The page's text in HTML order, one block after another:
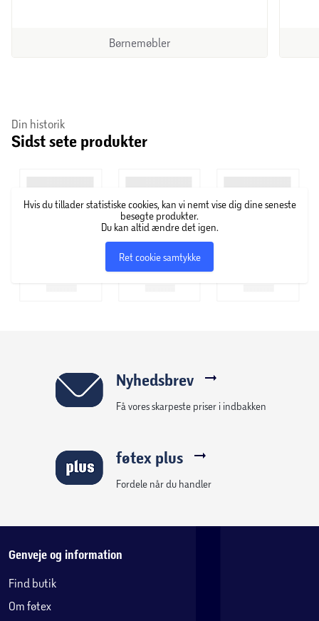
Børnemøbler
Din historik
Sidst sete produkter
Hvis du tillader statistiske cookies, kan vi nemt vise dig dine seneste
besøgte produkter.
Du kan altid ændre det igen.
Ret cookie samtykke
Nyhedsbrev
Få vores skarpeste priser i indbakken
føtex plus
Fordele når du handler
Genveje og information
Find butik
Om føtex